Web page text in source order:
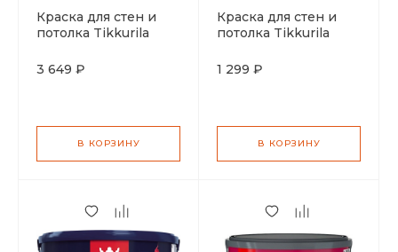
Краска для стен и
потолка Tikkurila
глубокоматовая
3 649 ₽
В КОРЗИНУ
Краска для стен и
потолка Tikkurila
глубокоматовая
1 299 ₽
В КОРЗИНУ